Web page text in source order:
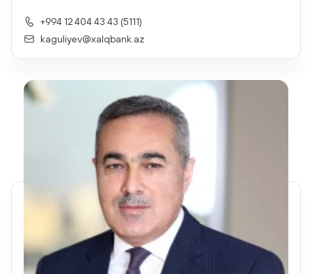
+994 12 404 43 43 (5111)
kaguliyev@xalqbank.az